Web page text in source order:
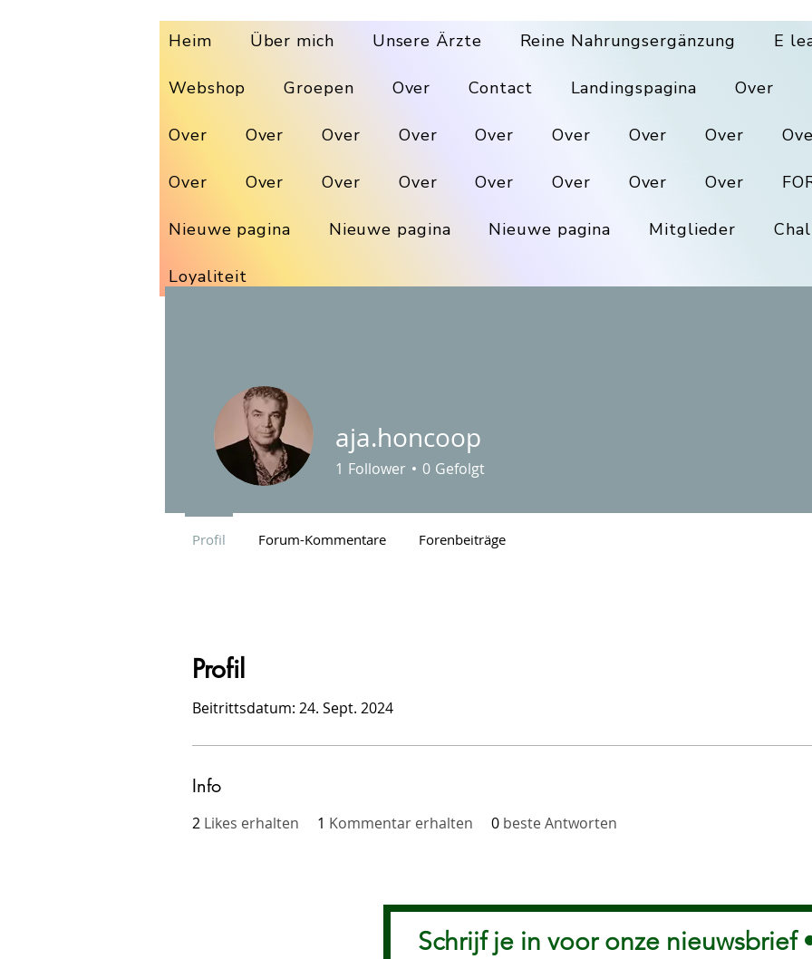
Heim Über mich Unsere Ärzte Reine Nahrungsergänzung E
Webshop Groepen Over Contact Landingspagina Over
Over Over Over Over Over Over Over Over
Over Over Over Over Over Over Over Over
Nieuwe pagina Nieuwe pagina Nieuwe pagina Mitglieder
Loyaliteit
Profil
Beitrittsdatum: 24. Sept. 2024
Info
2 Likes erhalten 1 Kommentar erhalten 0 beste Antworten
aja.honcoop
1 Follower 0 Gefolgt
Profil Forum-Kommentare Forenbeiträge
Schrijf je in voor onze nieuwsbrief